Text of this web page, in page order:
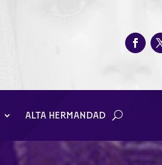
ALTA HERMANDAD